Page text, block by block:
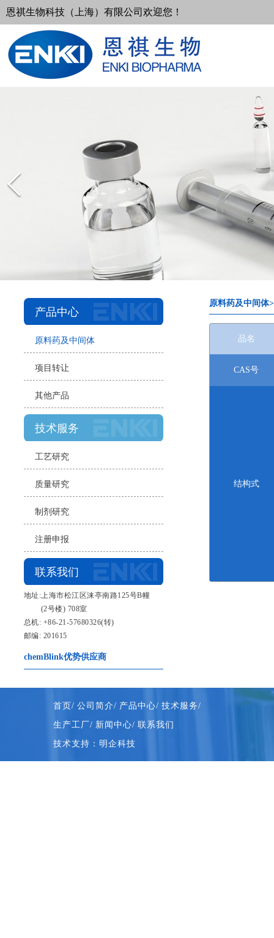
恩祺生物科技（上海）有限公司欢迎您！
产品中心
原料药及中间体
项目转让
其他产品
技术服务
工艺研究
质量研究
制剂研究
注册申报
联系我们
地址:上海市松江区涞亭南路125号B幢
(2号楼) 708室
总机: +86-21-57680326(转)
邮编: 201615
chemBlink优势供应商
原料药及中间体
品名
CAS号
结构式
首页/ 公司简介/ 产品中心/ 技术服务/
生产工厂/ 新闻中心/ 联系我们
技术支持：明企科技